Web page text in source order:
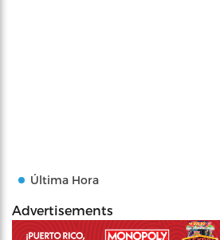
Última Hora
Advertisements